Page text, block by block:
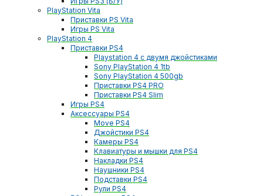
PlayStation Vita
Приставки PS Vita
Игры PS Vita
PlayStation 4
Приставки PS4
Playstation 4 с двумя джойстиками
Sony PlayStation 4 1tb
Sony PlayStation 4 500gb
Приставки PS4 PRO
Приставки PS4 Slim
Игры PS4
Аксессуары PS4
Move PS4
Джойстики PS4
Камеры PS4
Клавиатуры и мышки для PS4
Накладки PS4
Наушники PS4
Подставки PS4
Рули PS4